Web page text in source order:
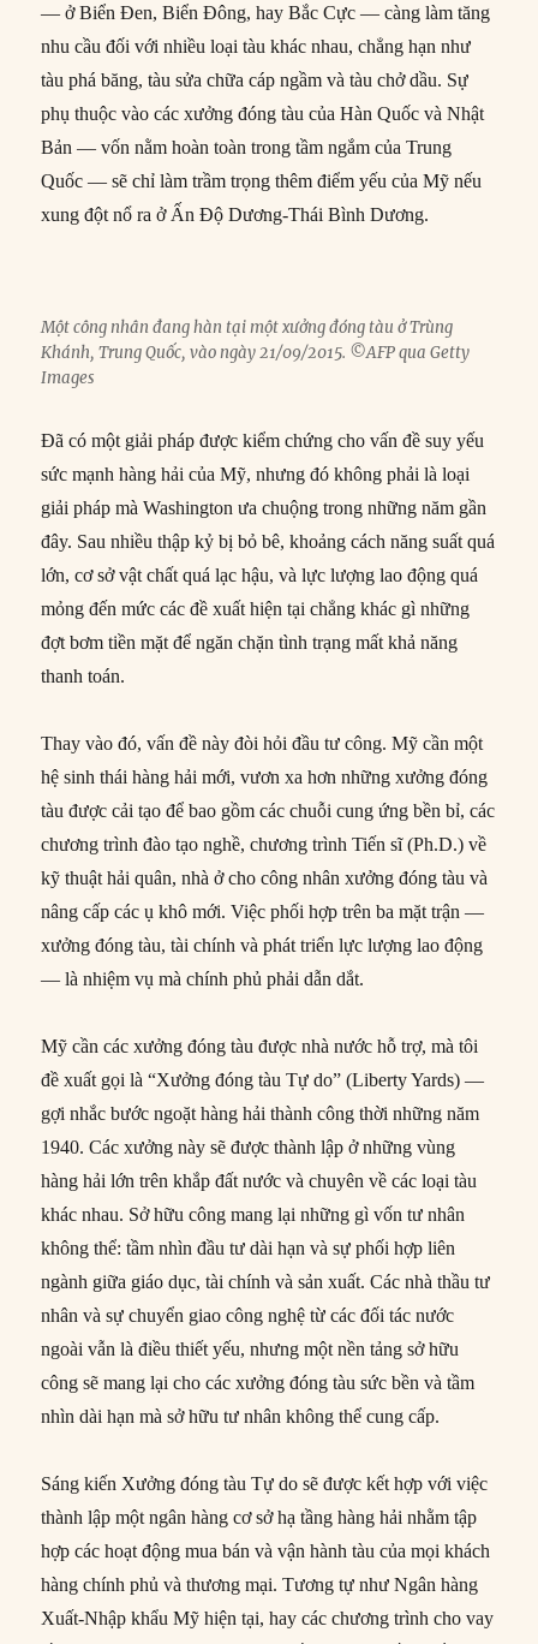
— ở Biển Đen, Biển Đông, hay Bắc Cực — càng làm tăng
nhu cầu đối với nhiều loại tàu khác nhau, chẳng hạn như
tàu phá băng, tàu sửa chữa cáp ngầm và tàu chở dầu. Sự
phụ thuộc vào các xưởng đóng tàu của Hàn Quốc và Nhật
Bản — vốn nằm hoàn toàn trong tầm ngắm của Trung
Quốc — sẽ chỉ làm trầm trọng thêm điểm yếu của Mỹ nếu
xung đột nổ ra ở Ấn Độ Dương-Thái Bình Dương.
Một công nhân đang hàn tại một xưởng đóng tàu ở Trùng
Khánh, Trung Quốc, vào ngày 21/09/2015. ©AFP qua Getty
Images
Đã có một giải pháp được kiểm chứng cho vấn đề suy yếu
sức mạnh hàng hải của Mỹ, nhưng đó không phải là loại
giải pháp mà Washington ưa chuộng trong những năm gần
đây. Sau nhiều thập kỷ bị bỏ bê, khoảng cách năng suất quá
lớn, cơ sở vật chất quá lạc hậu, và lực lượng lao động quá
mỏng đến mức các đề xuất hiện tại chẳng khác gì những
đợt bơm tiền mặt để ngăn chặn tình trạng mất khả năng
thanh toán.
Thay vào đó, vấn đề này đòi hỏi đầu tư công. Mỹ cần một
hệ sinh thái hàng hải mới, vươn xa hơn những xưởng đóng
tàu được cải tạo để bao gồm các chuỗi cung ứng bền bỉ, các
chương trình đào tạo nghề, chương trình Tiến sĩ (Ph.D.) về
kỹ thuật hải quân, nhà ở cho công nhân xưởng đóng tàu và
nâng cấp các ụ khô mới. Việc phối hợp trên ba mặt trận —
xưởng đóng tàu, tài chính và phát triển lực lượng lao động
— là nhiệm vụ mà chính phủ phải dẫn dắt.
Mỹ cần các xưởng đóng tàu được nhà nước hỗ trợ, mà tôi
đề xuất gọi là “Xưởng đóng tàu Tự do” (Liberty Yards) —
gợi nhắc bước ngoặt hàng hải thành công thời những năm
1940. Các xưởng này sẽ được thành lập ở những vùng
hàng hải lớn trên khắp đất nước và chuyên về các loại tàu
khác nhau. Sở hữu công mang lại những gì vốn tư nhân
không thể: tầm nhìn đầu tư dài hạn và sự phối hợp liên
ngành giữa giáo dục, tài chính và sản xuất. Các nhà thầu tư
nhân và sự chuyển giao công nghệ từ các đối tác nước
ngoài vẫn là điều thiết yếu, nhưng một nền tảng sở hữu
công sẽ mang lại cho các xưởng đóng tàu sức bền và tầm
nhìn dài hạn mà sở hữu tư nhân không thể cung cấp.
Sáng kiến Xưởng đóng tàu Tự do sẽ được kết hợp với việc
thành lập một ngân hàng cơ sở hạ tầng hàng hải nhằm tập
hợp các hoạt động mua bán và vận hành tàu của mọi khách
hàng chính phủ và thương mại. Tương tự như Ngân hàng
Xuất-Nhập khẩu Mỹ hiện tại, hay các chương trình cho vay